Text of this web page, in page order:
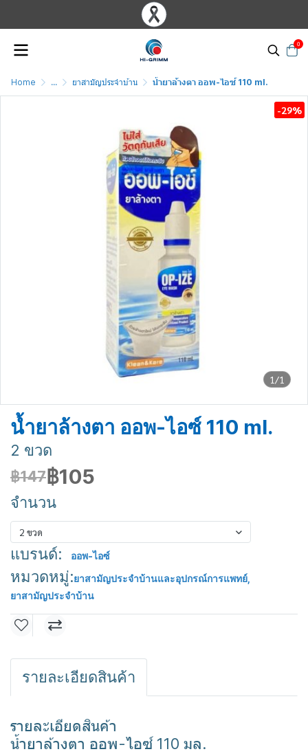
0
Home ... ยาสามัญประจำบ้าน น้ำยาล้างตา ออพ-ไอซ์ 110 ml.
1/1
-29%
น้ำยาล้างตา ออพ-ไอซ์ 110 ml.
2 ขวด
฿147฿105
จำนวน
2 ขวด
แบรนด์: ออพ-ไอซ์
หมวดหมู่:ยาสามัญประจำบ้านและอุปกรณ์การแพทย์
ยาสามัญประจำบ้าน
รายละเอียดสินค้า
รายละเอียดสินค้า
น้ำยาล้างตา ออพ-ไอซ์ 110 มล.